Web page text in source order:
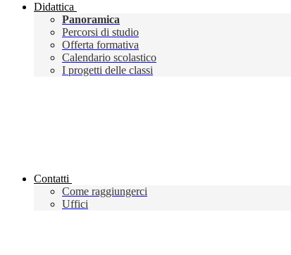
Didattica
Panoramica
Percorsi di studio
Offerta formativa
Calendario scolastico
I progetti delle classi
Contatti
Come raggiungerci
Uffici